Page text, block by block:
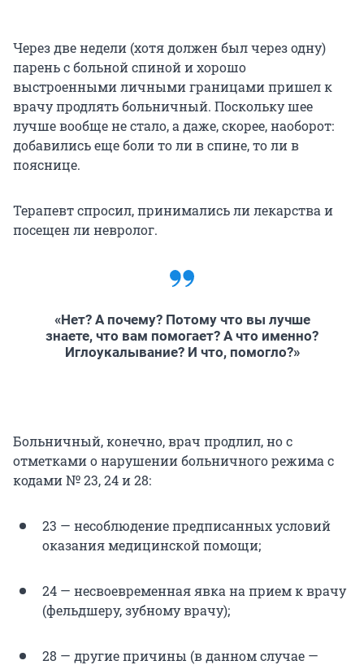
Через две недели (хотя должен был через одну)
парень с больной спиной и хорошо
выстроенными личными границами пришел к
врачу продлять больничный. Поскольку шее
лучше вообще не стало, а даже, скорее, наоборот:
добавились еще боли то ли в спине, то ли в
пояснице.
Терапевт спросил, принимались ли лекарства и
посещен ли невролог.
«Нет? А почему? Потому что вы лучше
знаете, что вам помогает? А что именно?
Иглоукалывание? И что, помогло?»
Больничный, конечно, врач продлил, но с
отметками о нарушении больничного режима с
кодами № 23, 24 и 28:
23 — несоблюдение предписанных условий
оказания медицинской помощи;
24 — несвоевременная явка на прием к врачу
(фельдшеру, зубному врачу);
28 — другие причины (в данном случае —